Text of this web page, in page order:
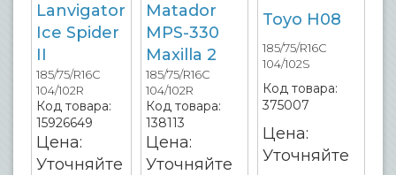
Lanvigator
Ice Spider
II
185/75/R16C
104/102R
Код товара:
15926649
Цена:
Уточняйте
Matador
MPS-330
Maxilla 2
185/75/R16C
104/102R
Код товара:
138113
Цена:
Уточняйте
Toyo H08
185/75/R16C
104/102S
Код товара:
375007
Цена:
Уточняйте